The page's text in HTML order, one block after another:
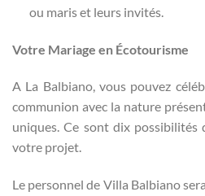
ou maris et leurs invités.
Votre Mariage en Écotourisme
A La Balbiano, vous pouvez
communion avec la nature
uniques. Ce sont dix
votre projet.
Le personnel de Villa Balbiano